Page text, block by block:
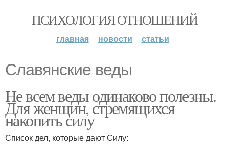
ПСИХОЛОГИЯ ОТНОШЕНИЙ
главная новости статьи
Славянские веды
Не всем веды одинаково полезны.
Для женщин, стремящихся
накопить силу
Список дел, которые дают Силу: